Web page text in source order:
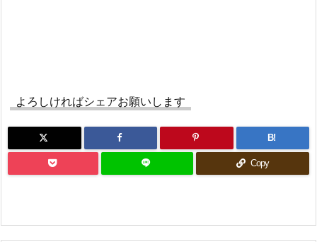
よろしければシェアお願いします
B!
Copy